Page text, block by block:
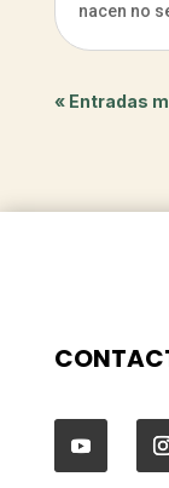
nacen no
« Entradas